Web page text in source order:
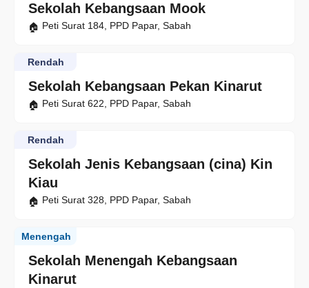
Sekolah Kebangsaan Mook
Peti Surat 184, PPD Papar, Sabah
Sekolah Kebangsaan Pekan Kinarut
Rendah
Peti Surat 622, PPD Papar, Sabah
Sekolah Jenis Kebangsaan (cina) Kin
Kiau
Rendah
Peti Surat 328, PPD Papar, Sabah
Sekolah Menengah Kebangsaan
Kinarut
Menengah